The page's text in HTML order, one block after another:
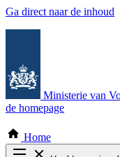
Ga direct naar de inhoud
Ministerie van
de homepage
Home